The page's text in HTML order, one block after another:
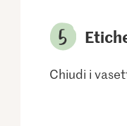
Chiudi i